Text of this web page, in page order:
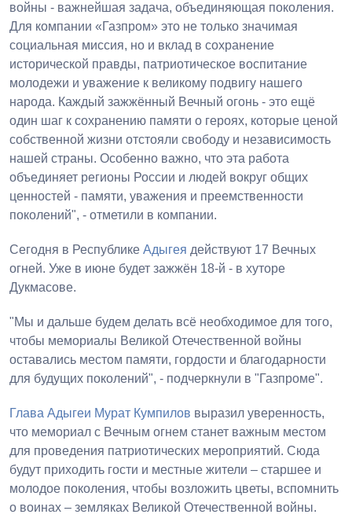
войны - важнейшая задача, объединяющая поколения.
Для компании «Газпром» это не только значимая
социальная миссия, но и вклад в сохранение
исторической правды, патриотическое воспитание
молодежи и уважение к великому подвигу нашего
народа. Каждый зажжённый Вечный огонь - это ещё
один шаг к сохранению памяти о героях, которые ценой
собственной жизни отстояли свободу и независимость
нашей страны. Особенно важно, что эта работа
объединяет регионы России и людей вокруг общих
ценностей - памяти, уважения и преемственности
поколений", - отметили в компании.
Сегодня в Республике Адыгея действуют 17 Вечных
огней. Уже в июне будет зажжён 18-й - в хуторе
Дукмасове.
"Мы и дальше будем делать всё необходимое для того,
чтобы мемориалы Великой Отечественной войны
оставались местом памяти, гордости и благодарности
для будущих поколений", - подчеркнули в "Газпроме".
Глава Адыгеи Мурат Кумпилов выразил уверенность,
что мемориал с Вечным огнем станет важным местом
для проведения патриотических мероприятий. Сюда
будут приходить гости и местные жители – старшее и
молодое поколения, чтобы возложить цветы, вспомнить
о воинах – земляках Великой Отечественной войны.